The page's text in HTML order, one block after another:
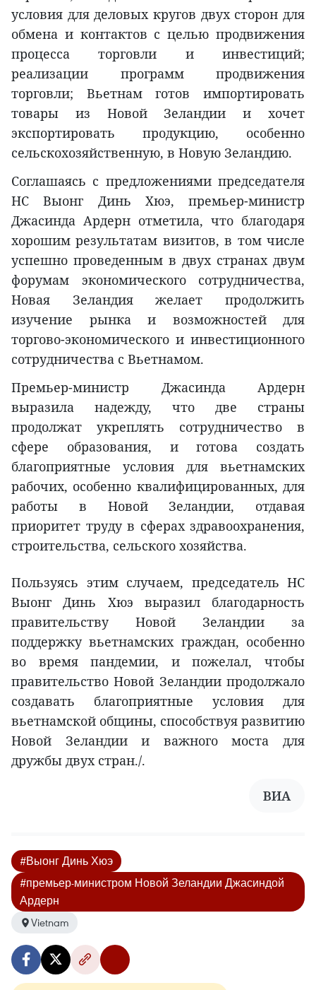
условия для деловых кругов двух сторон для
обмена и контактов с целью продвижения
процесса торговли и инвестиций;
реализации программ продвижения
торговли; Вьетнам готов импортировать
товары из Новой Зеландии и хочет
экспортировать продукцию, особенно
сельскохозяйственную, в Новую Зеландию.
Соглашаясь с предложениями председателя
НС Выонг Динь Хюэ, премьер-министр
Джасинда Ардерн отметила, что благодаря
хорошим результатам визитов, в том числе
успешно проведенным в двух странах двум
форумам экономического сотрудничества,
Новая Зеландия желает продолжить
изучение рынка и возможностей для
торгово-экономического и инвестиционного
сотрудничества с Вьетнамом.
Премьер-министр Джасинда Ардерн
выразила надежду, что две страны
продолжат укреплять сотрудничество в
сфере образования, и готова создать
благоприятные условия для вьетнамских
рабочих, особенно квалифицированных, для
работы в Новой Зеландии, отдавая
приоритет труду в сферах здравоохранения,
строительства, сельского хозяйства.
Пользуясь этим случаем, председатель НС
Выонг Динь Хюэ выразил благодарность
правительству Новой Зеландии за
поддержку вьетнамских граждан, особенно
во время пандемии, и пожелал, чтобы
правительство Новой Зеландии продолжало
создавать благоприятные условия для
вьетнамской общины, способствуя развитию
Новой Зеландии и важного моста для
дружбы двух стран./.
ВИА
#Выонг Динь Хюэ
#премьер-министром Новой Зеландии Джасиндой
Ардерн
Vietnam